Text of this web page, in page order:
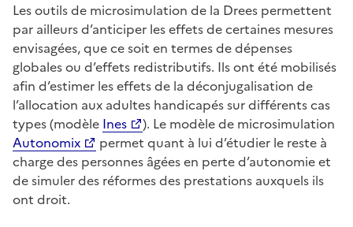
Les outils de microsimulation de la Drees permettent
par ailleurs d’anticiper les effets de certaines mesures
envisagées, que ce soit en termes de dépenses
globales ou d’effets redistributifs. Ils ont été mobilisés
afin d’estimer les effets de la déconjugalisation de
l’allocation aux adultes handicapés sur différents cas
types (modèle Ines
). Le modèle de microsimulation
Autonomix
permet quant à lui d’étudier le reste à
charge des personnes âgées en perte d’autonomie et
de simuler des réformes des prestations auxquels ils
ont droit.